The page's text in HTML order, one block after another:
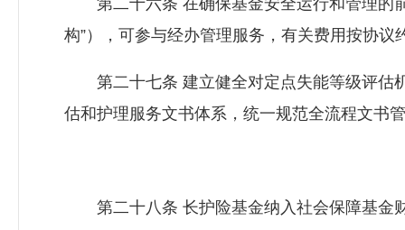
第二十六条 在确保基金安全运行和管理的前
构”），可参与经办管理服务，有关费用按协议
第二十七条 建立健全对定点失能等级评估
估和护理服务文书体系，统一规范全流程文书
第二十八条 长护险基金纳入社会保障基金